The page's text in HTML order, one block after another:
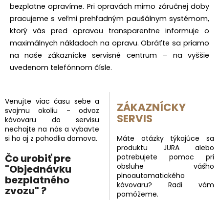
bezplatne opravíme. Pri opravách mimo záručnej doby
pracujeme s veľmi prehľadným paušálnym systémom,
ktorý vás pred opravou transparentne informuje o
maximálnych nákladoch na opravu. Obráťte sa priamo
na naše zákaznícke servisné centrum – na vyššie
uvedenom telefónnom čísle.
Venujte viac času sebe a
svojmu okoliu - odvoz
kávovaru do servisu
nechajte na nás a vybavte
si ho aj z pohodlia domova.
Čo urobiť pre
"Objednávku
bezplatného
zvozu" ?
ZÁKAZNÍCKY
SERVIS
Máte otázky týkajúce sa
produktu JURA alebo
potrebujete pomoc pri
obsluhe vášho
plnoautomatického
kávovaru? Radi vám
pomôžeme.